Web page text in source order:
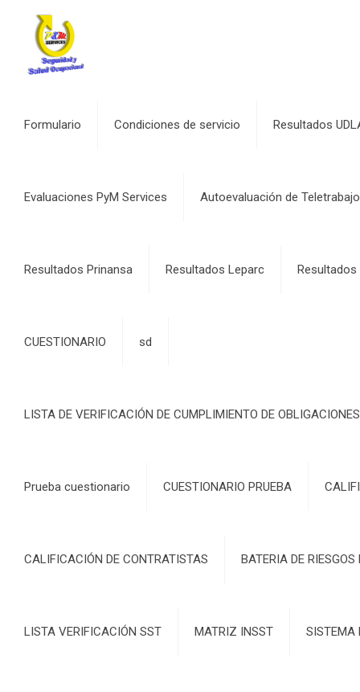
Formulario Condiciones de servicio Resultados
Evaluaciones PyM Services Autoevaluación de Teletrabajo
Resultados Prinansa Resultados Leparc Resultados
CUESTIONARIO sd
LISTA DE VERIFICACIÓN DE CUMPLIMIENTO DE
Prueba cuestionario CUESTIONARIO PRUEBA
CALIFICACIÓN DE CONTRATISTAS BATERIA DE
LISTA VERIFICACIÓN SST MATRIZ INSST SISTEMA